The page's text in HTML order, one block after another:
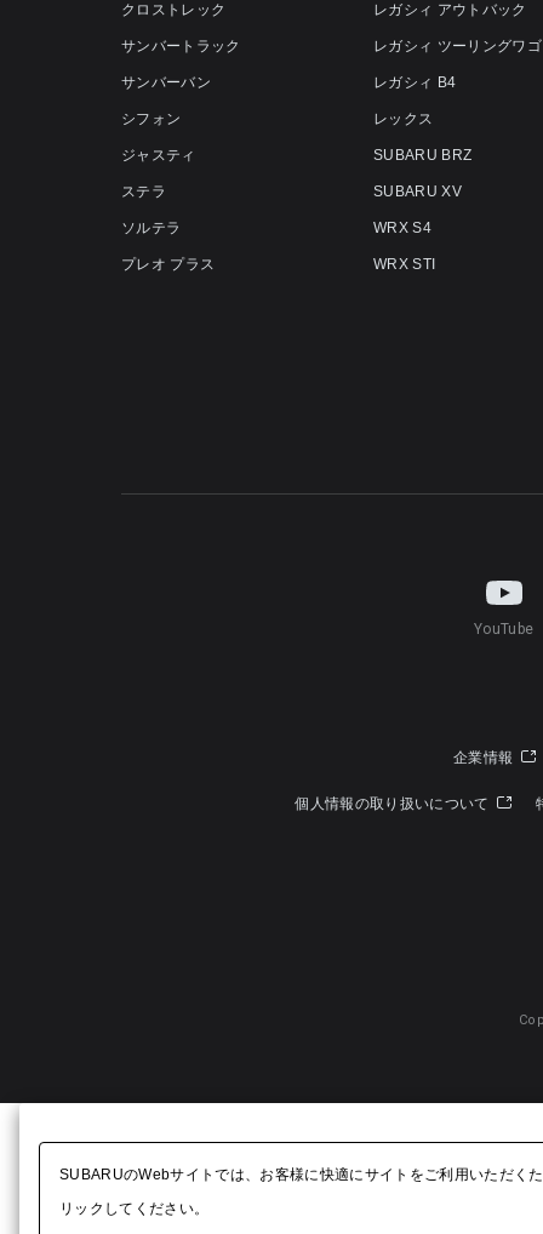
クロストレック
サンバートラック
サンバーバン
シフォン
ジャスティ
ステラ
ソルテラ
プレオ プラス
レガシィ アウトバック
レガシィ ツーリングワ
レガシィ B4
レックス
SUBARU BRZ
SUBARU XV
WRX S4
WRX STI
YouTube
企業情報
個人情報の取り扱いについて
SUBARUのWebサイトでは、お客様に快適にサイトをご利用いただく
リックしてください。​